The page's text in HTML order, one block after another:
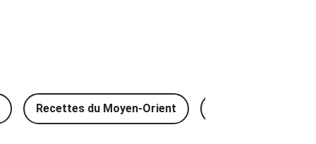
Recettes du Moyen-Orient